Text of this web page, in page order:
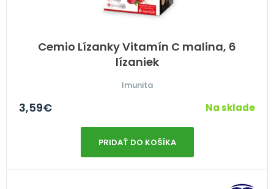
Cemio Lízanky Vitamín C malina, 6
lízaniek
Imunita
3,59€ Na sklade
PRIDAŤ DO KOŠÍKA